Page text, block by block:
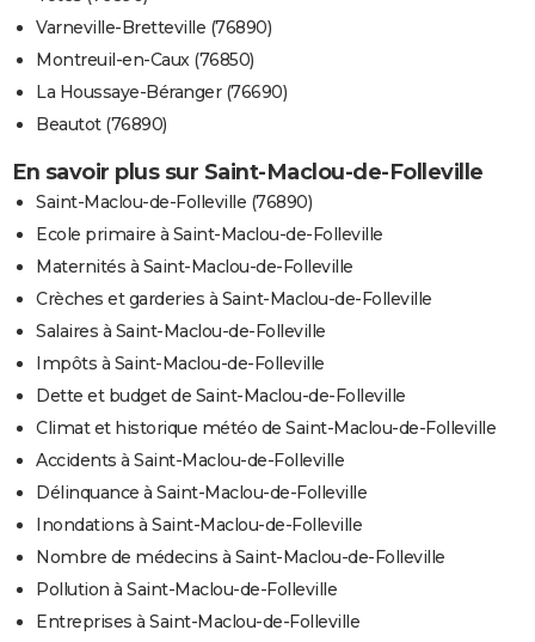
Varneville-Bretteville (76890)
Montreuil-en-Caux (76850)
La Houssaye-Béranger (76690)
Beautot (76890)
En savoir plus sur Saint-Maclou-de-Folleville
Saint-Maclou-de-Folleville (76890)
Ecole primaire à Saint-Maclou-de-Folleville
Maternités à Saint-Maclou-de-Folleville
Crèches et garderies à Saint-Maclou-de-Folleville
Salaires à Saint-Maclou-de-Folleville
Impôts à Saint-Maclou-de-Folleville
Dette et budget de Saint-Maclou-de-Folleville
Climat et historique météo de Saint-Maclou-de-Folleville
Accidents à Saint-Maclou-de-Folleville
Délinquance à Saint-Maclou-de-Folleville
Inondations à Saint-Maclou-de-Folleville
Nombre de médecins à Saint-Maclou-de-Folleville
Pollution à Saint-Maclou-de-Folleville
Entreprises à Saint-Maclou-de-Folleville